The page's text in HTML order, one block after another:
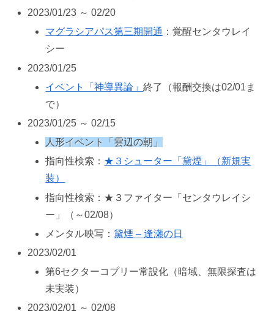
2023/01/23 ～ 02/20
マグラシアパス第三期開通 ：覚醒センタウレイ
シー
2023/01/25
イベント「神導異論」終了（報酬交換は02/01ま
で）
2023/01/25 ～ 02/15
人形イベント「雲辺の朝」
指向性検索： ★３シューター「黛煙」（新規実
装）
指向性検索：★３ファイター「センタウレイシ
ー」（～02/08）
メンタル映写：黛煙 – 逢瀬の日
2023/02/01
第6セクターコプリー常設化（暗域、無限探査は
未実装）
2023/02/01 ～ 02/08